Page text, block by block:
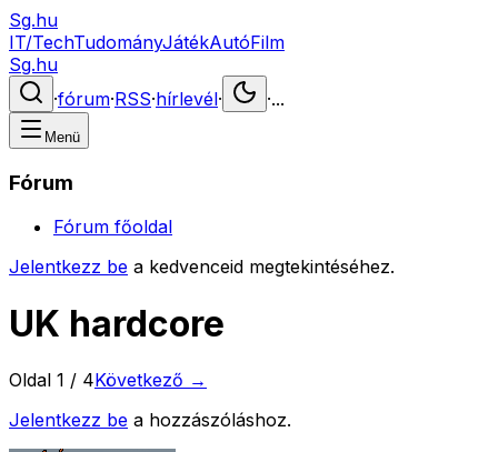
Sg.hu
IT/TechTudományJátékAutóFilm
Sg.hu
·fórum·RSS·hírlevél· ·...
Menü
Fórum
Fórum főoldal
Jelentkezz be a kedvenceid megtekintéséhez.
UK hardcore
Oldal 1 / 4Következő →
Jelentkezz be a hozzászóláshoz.